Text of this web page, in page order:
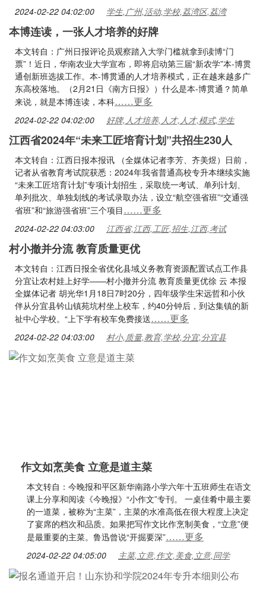
2024-02-22 04:02:00 学生,广州,活动,学校,荔湾区,荔湾
本博连读，一张人才培养的好牌
本文转自：广州日报评论员观察踏入大学门槛就拿到读博“门
票”！近日，华南农业大学宣布，即将启动第三届“新农学”本-博贯
通创新班选拔工作。本-博贯通的人才培养模式，正在越来越多广
东高校落地。（2月21日《南方日报》）什么是本-博贯通？简单
来说，就是本博连读，本科……更多
2024-02-22 04:02:00 好牌,人才培养,人才,人才,模式,学生
江西省2024年“未来工匠培育计划”共招生230人
本文转自：江西日报本报讯 （全媒体记者李芳、齐美煜）日前，
记者从省教育考试院获悉：2024年我省普通高校专升本继续实施
“未来工匠培育计划”专项计划招生，采取统一考试、单列计划、
单列批次、单独划线的考试录取办法，设立“航空强省班”“交通强
省班”和“旅游强省班”三个项目……更多
2024-02-22 04:03:00 江西省,江西,工匠,招生,江西,考试
村小撤并分流 教育质量更优
本文转自：江西日报全省优化县域义务教育资源配置试点工作县
分宜让农村娃上好学——村小撤并分流 教育质量更优徐 云 本报
全媒体记者 胡光华1月18日7时20分，四年级学生宋远哲和小伙
伴从分宜县钤山镇苑坑村坐上校车，约40分钟后，到达集镇的新
祉中心学校。“上下学有校车免费接送……更多
2024-02-22 04:03:00 村小,质量,教育,学校,分宜,分宜县
作文如烹美食 立意是道主菜
本文转自：今晚报和平区新华南路小学六年十五班师生在语文
课上分享和阅读《今晚报》“小作文”专刊。 一桌佳肴中最主要
的一道菜，被称为“主菜”，主菜的水准高低在很大程度上决定
了宴席的档次和品质。如果把写作文比作烹制美食，“立意”便
是最重要的主菜。鲁迅曾说“开掘要深”……更多
2024-02-22 04:05:00 主菜,立意,作文,美食,立意,同学